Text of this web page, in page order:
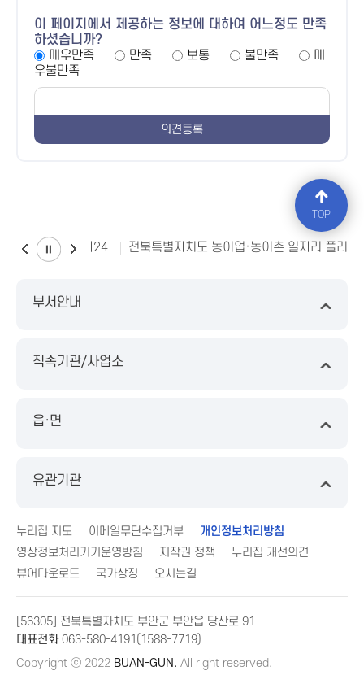
이 페이지에서 제공하는 정보에 대하여 어느정도 만족
하셨습니까?
매우만족
만족 보통 불만족
매
우불만족
소비자24 전북특별자치도 농어업·농어촌 일자리 플러스
부서안내
직속기관/사업소
읍·면
유관기관
누리집 지도 이메일무단수집거부
개인정보처리방침
영상정보처리기기운영방침
저작권 정책
누리집 개선의견
뷰어다운로드
국가상징 오시는길
[56305] 전북특별자치도 부안군 부안읍 당산로 91
대표전화063-580-4191(1588-7719)
Copyright ⓒ 2022 BUAN-GUN. All right reserved.
TOP